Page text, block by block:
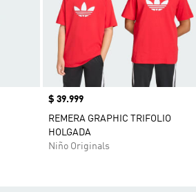
Precio
$ 39.999
REMERA GRAPHIC TRIFOLIO
HOLGADA
Niño Originals